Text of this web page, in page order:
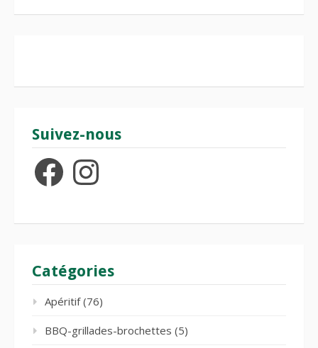
Suivez-nous
FacebookInstagram
Catégories
Apéritif(76)
BBQ-grillades-brochettes (5)